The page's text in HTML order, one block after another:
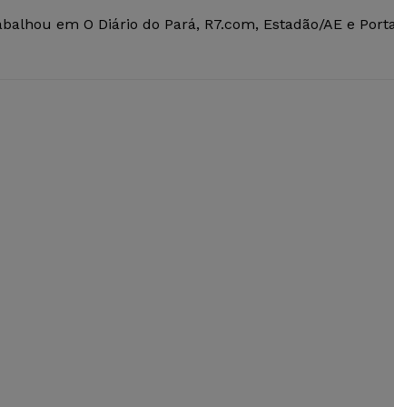
em O Diário do Pará, R7.com, Estadão/AE e